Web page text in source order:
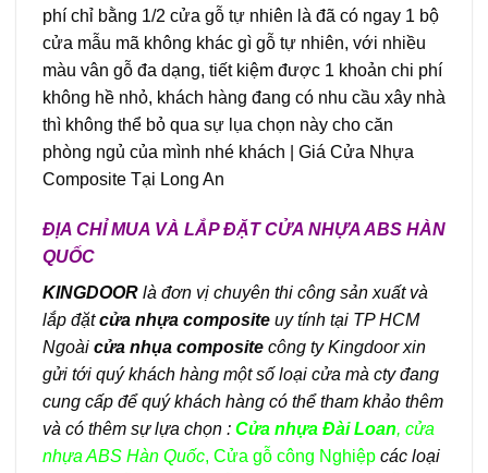
phí chỉ bằng 1/2 cửa gỗ tự nhiên là đã có ngay 1 bộ
cửa mẫu mã không khác gì gỗ tự nhiên, với nhiều
màu vân gỗ đa dạng, tiết kiệm được 1 khoản chi phí
không hề nhỏ, khách hàng đang có nhu cầu xây nhà
thì không thể bỏ qua sự lụa chọn này cho căn
phòng ngủ của mình nhé khách | Giá Cửa Nhựa
Composite Tại Long An
ĐỊA CHỈ MUA VÀ LẮP ĐẶT CỬA NHỰA ABS HÀN
QUỐC
KINGDOOR là đơn vị chuyên thi công sản xuất và
lắp đặtcửa nhựa composite uy tính tại TP HCM
Ngoài cửa nhụa composite công ty Kingdoor xin
gửi tới quý khách hàng một số loại cửa mà cty đang
cung cấp để quý khách hàng có thể tham khảo thêm
và có thêm sự lựa chọn : Cửa nhựa Đài Loan, cửa
nhựa ABS Hàn Quốc, Cửa gỗ công Nghiệp các loại